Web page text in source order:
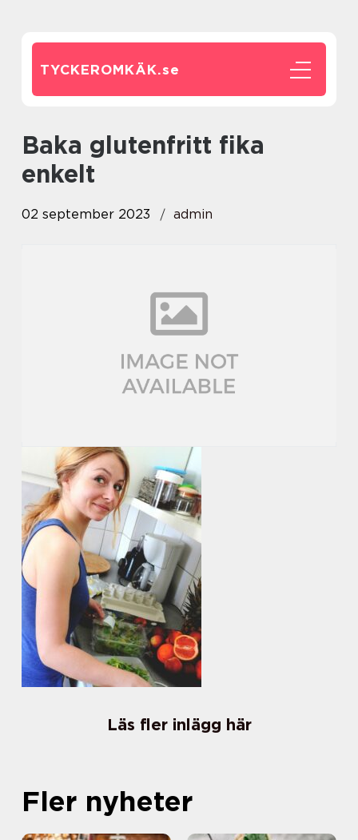
TYCKEROMKÄK.se
baka glutenfritt fika
enkelt
02 september 2023 admin
Läs fler inlägg här
Fler nyheter